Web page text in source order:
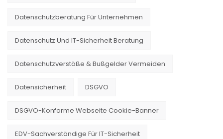
Datenschutzberatung Für Unternehmen
Datenschutz Und IT-Sicherheit Beratung
Datenschutzverstöße & Bußgelder Vermeiden
Datensicherheit DSGVO
DSGVO-Konforme Webseite Cookie-Banner
EDV-Sachverständige Für IT-Sicherheit